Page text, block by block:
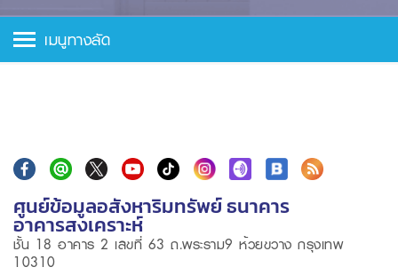
เมนูทางลัด
ศูนย์ข้อมูลอสังหาริมทรัพย์ ธนาคาร
อาคารสงเคราะห์
ชั้น 18 อาคาร 2 เลขที่ 63 ถ.พระราม9 ห้วยขวาง กรุงเทพ
10310